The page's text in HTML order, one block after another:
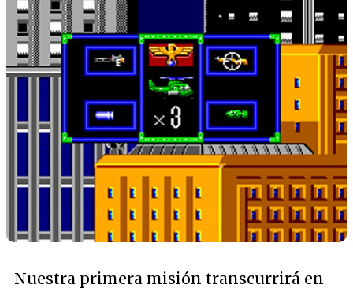
Nuestra primera misión transcurrirá en